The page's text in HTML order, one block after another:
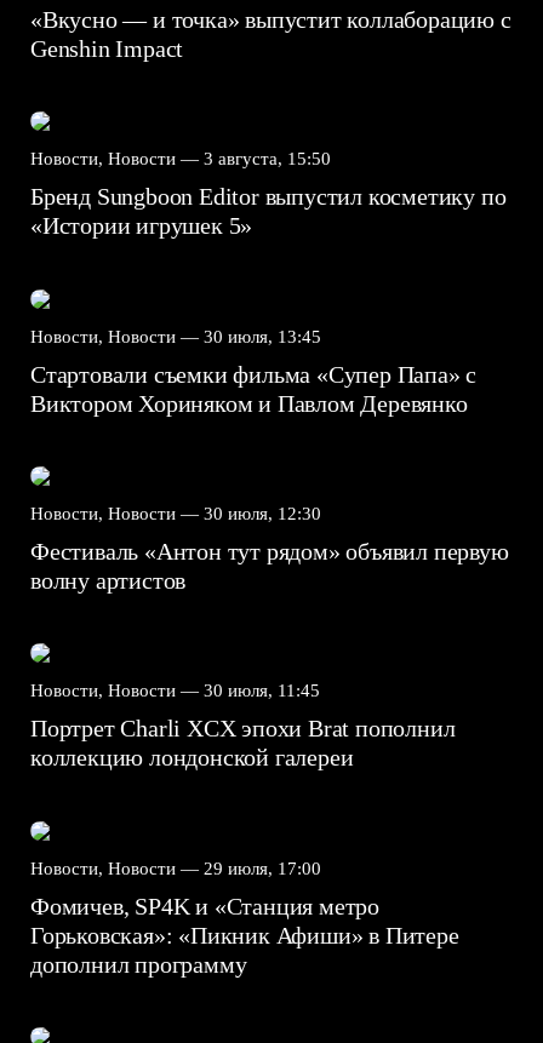
«Вкусно — и точка» выпустит коллаборацию с
Genshin Impact⁠⁠
Новости, Новости — 3 августа, 15:50
Бренд Sungboon Editor выпустил косметику по
«Истории игрушек 5»
Новости, Новости — 30 июля, 13:45
Стартовали съемки фильма «Супер Папа» с
Виктором Хориняком и Павлом Деревянко
Новости, Новости — 30 июля, 12:30
Фестиваль «Антон тут рядом» объявил первую
волну артистов
Новости, Новости — 30 июля, 11:45
Портрет Charli XCX эпохи Brat пополнил
коллекцию лондонской галереи
Новости, Новости — 29 июля, 17:00
Фомичев, SP4K и «Станция метро
Горьковская»: «Пикник Афиши» в Питере
дополнил программу